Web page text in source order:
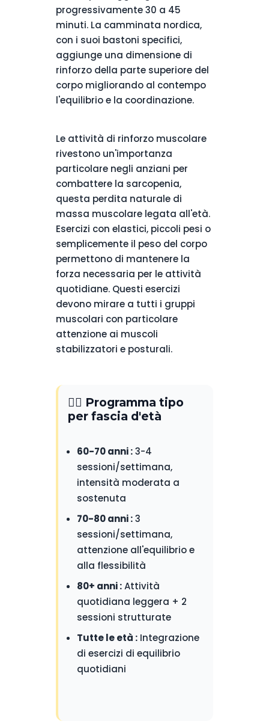
progressivamente 30 a 45
minuti. La camminata nordica,
con i suoi bastoni specifici,
aggiunge una dimensione di
rinforzo della parte superiore del
corpo migliorando al contempo
l'equilibrio e la coordinazione.
Le attività di rinforzo muscolare
rivestono un'importanza
particolare negli anziani per
combattere la sarcopenia,
questa perdita naturale di
massa muscolare legata all'età.
Esercizi con elastici, piccoli pesi o
semplicemente il peso del corpo
permettono di mantenere la
forza necessaria per le attività
quotidiane. Questi esercizi
devono mirare a tutti i gruppi
muscolari con particolare
attenzione ai muscoli
stabilizzatori e posturali.
🏃‍♀️ Programma tipo
per fascia d'età
60-70 anni :3-4
sessioni/settimana,
intensità moderata a
sostenuta
70-80 anni :3
sessioni/settimana,
attenzione all'equilibrio e
alla flessibilità
80+ anni :Attività
quotidiana leggera + 2
sessioni strutturate
Tutte le età :Integrazione
di esercizi di equilibrio
quotidiani